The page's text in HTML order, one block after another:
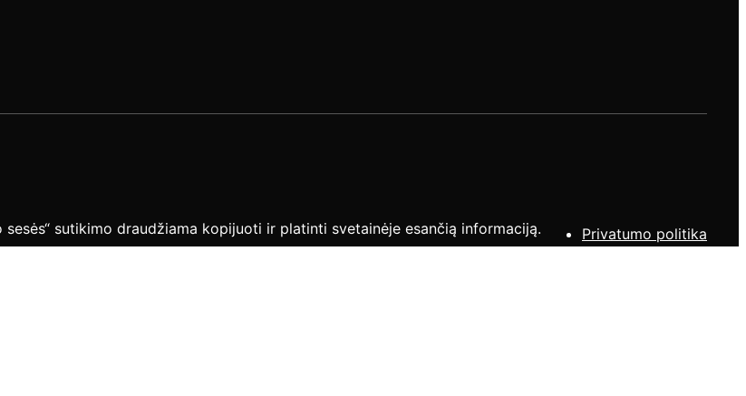
Privatumo politika
sutikimo draudžiama kopijuoti ir platinti svetainėje esančią informaciją.